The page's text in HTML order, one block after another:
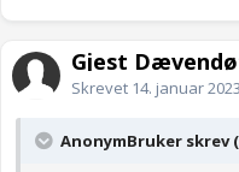
Gjest
Skrevet 14. januar 2023
AnonymBruker skrev